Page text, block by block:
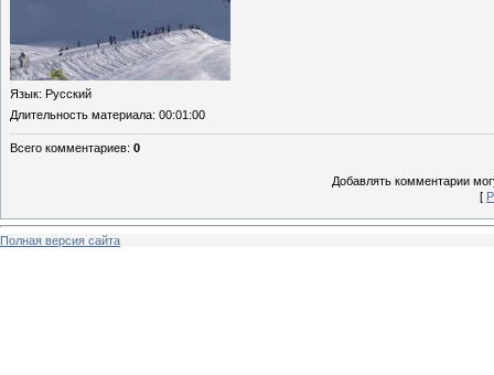
Язык: Русский
Длительность материала: 00:01:00
Всего комментариев: 0
Добавлять комментарии
[
Полная версия сайта